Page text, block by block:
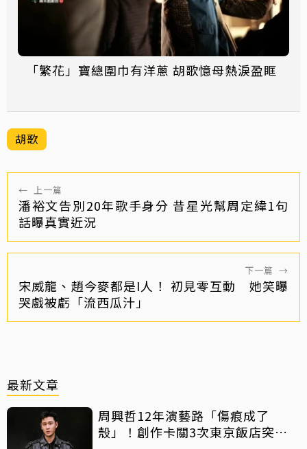
「繁花」寶總圍巾有洋蔥 胡歌憶母熱淚盈眶
胡歌
← 上一篇
潘裕文告別20年歌手身分 昔星光幫周定緯1句
話曝真實近況
下一篇 →
宋威龍、趙今麥都是I人！ 初見零互動 她笑曝
哭戲被虧「流西瓜汁」
最新文章
周興哲12年演藝路「傷痕成了
殼」！創作卡關3次東京飯店突找